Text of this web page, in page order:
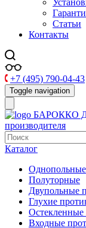
Статьи
Контакты
+7 (495) 790-04-43
Toggle navigation
БАРОККО
производителя
Каталог
Однопольные
Полуторные
Двупольные
Глухие
Входные